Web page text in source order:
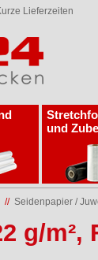
Lieferzeiten
und
// Seidenpapier /
g/m²,